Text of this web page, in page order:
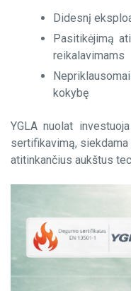
Didesnį
Pasitikėjimą
reikalavimams
kokybę
YGLA nuolat
sertifikavimą,
atitinkančius aukštus